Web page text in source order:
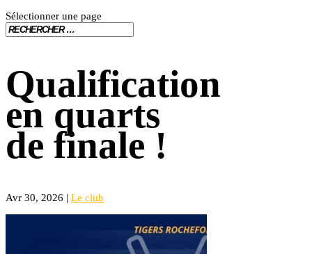
Sélectionner une page
Qualification
en quarts
de finale !
Avr 30, 2026 | Le club